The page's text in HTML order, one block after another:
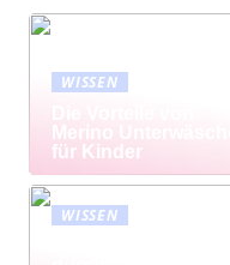
WISSEN
Merino Unterwäsche
für Kinder
WISSEN